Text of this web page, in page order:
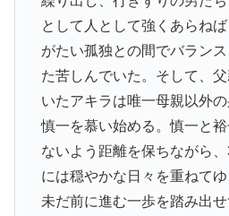
として人として強くあらね
がたい孤独との間でバラン
た苦しんでいた。そして、
いたアキラは唯一母親以外
慎一を慕い始める。慎一と
ないよう距離を保ちながら
には穏やかな日々を重ねてゆ
未だ前に進む一歩を踏み出せ